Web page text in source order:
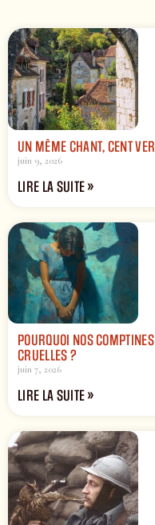
UN MÊME CHANT, CENT
juin 9, 2026
LIRE LA SUITE »
POURQUOI NOS
CRUELLES ?
juin 7, 2026
LIRE LA SUITE »